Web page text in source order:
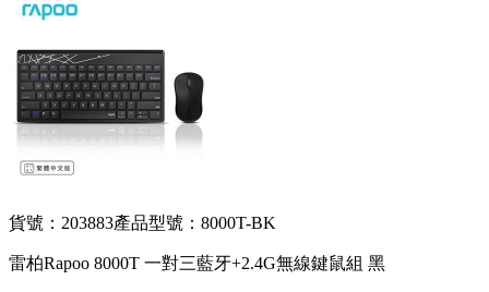
貨號：203883產品型號：8000T-BK
雷柏Rapoo 8000T 一對三藍牙+2.4G無線鍵鼠組 黑